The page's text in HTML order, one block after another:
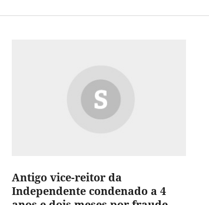
Antigo vice-reitor da
Independente condenado a 4